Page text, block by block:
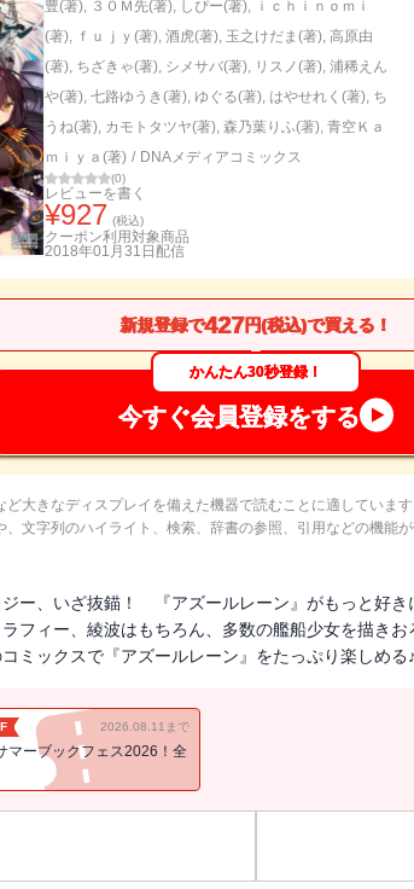
豊(著), ３０Ｍ先(著), しぴー(著), ｉｃｈｉｎｏｍｉ
(著), ｆｕｊｙ(著), 酒虎(著), 玉之けだま(著), 高原由
(著), ちざきゃ(著), シメサバ(著), リスノ(著), 浦稀えん
や(著), 七路ゆうき(著), ゆぐる(著), はやせれく(著), ち
うね(著), カモトタツヤ(著), 森乃葉りふ(著), 青空Ｋａ
ｍｉｙａ(著) / DNAメディアコミックス
(0)
レビューを書く
¥927 (税込)
クーポン利用対象商品
2018年01月31日 配信
新規登録で427円(税込)で買える！
かんたん30秒登録！
今すぐ会員登録をする
大きなディスプレイを備えた機器で読むことに適しています
文字列のハイライト、検索、辞書の参照、引用などの機能が
ー、いざ抜錨！ 『アズールレーン』がもっと好き
フィー、綾波はもちろん、多数の艦船少女を描きお
ミックスで『アズールレーン』をたっぷり楽しめる♪
2026.08.11まで
マーブックフェス2026！全